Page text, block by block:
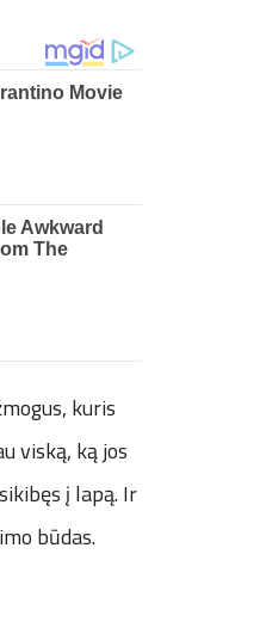
kuris
viską, ką jos
į lapą. Ir
būdas.